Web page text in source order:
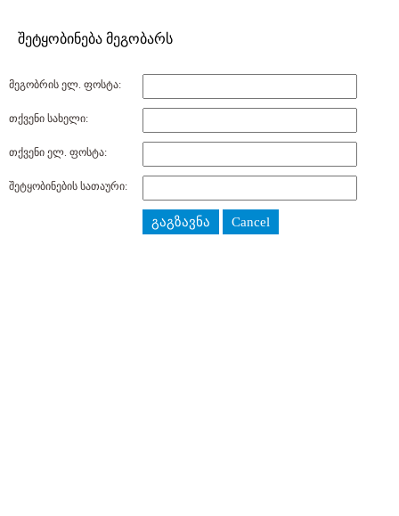
შეტყობინება მეგობარს
მეგობრის ელ. ფოსტა:
თქვენი სახელი:
თქვენი ელ. ფოსტა:
შეტყობინების სათაური:
გაგზავნა Cancel